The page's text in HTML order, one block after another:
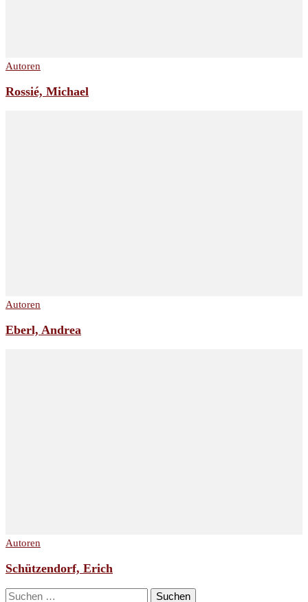
Autoren
Rossié, Michael
Autoren
Eberl, Andrea
Autoren
Schützendorf, Erich
Suchen